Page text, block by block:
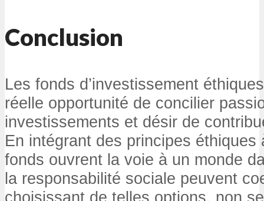
Conclusion
Les fonds d’investissement
réelle opportunité de concilier
investissements et désir de
En intégrant des principes éthiques
fonds ouvrent la voie à un monde
la responsabilité sociale peuvent
choisissant de telles options, non